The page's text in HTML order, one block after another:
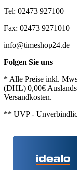
Tel: 02473 927100
Fax: 02473 9271010
info@timeshop24.de
Folgen Sie uns
* Alle Preise inkl.
(DHL) 0,00€
Versandkosten.
** UVP -